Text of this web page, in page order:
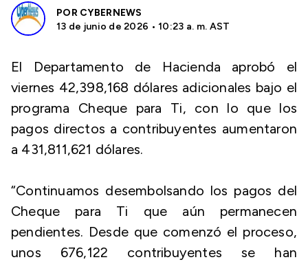
POR CYBERNEWS
13 de junio de 2026 • 10:23 a. m. AST
El Departamento de Hacienda aprobó el
viernes 42,398,168 dólares adicionales bajo el
programa Cheque para Ti, con lo que los
pagos directos a contribuyentes aumentaron
a 431,811,621 dólares.
“Continuamos desembolsando los pagos del
Cheque para Ti que aún permanecen
pendientes. Desde que comenzó el proceso,
unos 676,122 contribuyentes se han